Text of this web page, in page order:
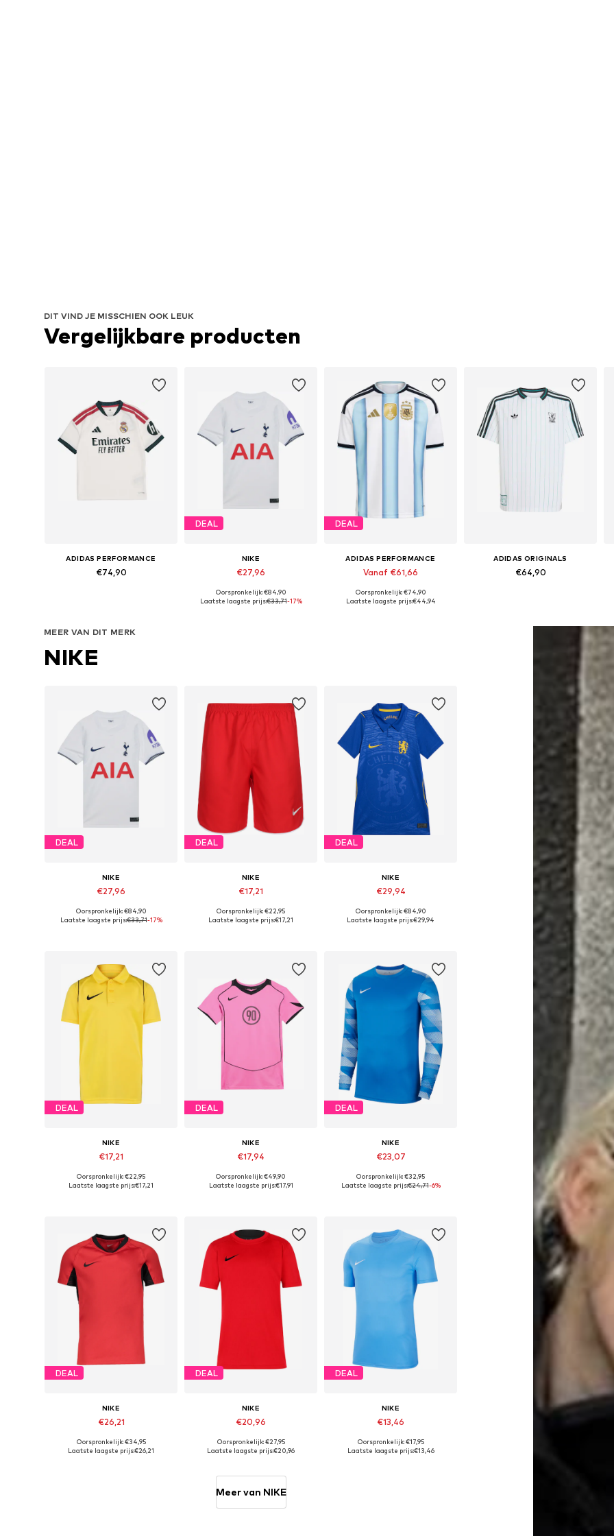
DIT VIND JE MISSCHIEN OOK LEUK
Vergelijkbare producten
ADIDAS PERFORMANCE
€74,90
DEAL
NIKE
€27,96
Beschikbaar in vele maten
Oorspronkelijk: €84,90
Laatste laagste prijs:€33,71-17%
DEAL
ADIDAS PERFORMANCE
Vanaf €61,66
Oorspronkelijk: €74,90
Laatste laagste prijs:€44,94
ADIDAS ORIGINALS
€64,90
MEER VAN DIT MERK
NIKE
DEAL
NIKE
€27,96
Beschikbaar in vele maten
Oorspronkelijk: €84,90
Laatste laagste prijs:€33,71-17%
DEAL
NIKE
€17,21
Oorspronkelijk: €22,95
Laatste laagste prijs:€17,21
DEAL
NIKE
€29,94
Beschikbaar in vele maten
Oorspronkelijk: €84,90
Laatste laagste prijs:€29,94
DEAL
NIKE
€17,21
Beschikbaar in vele maten
Oorspronkelijk: €22,95
Laatste laagste prijs:€17,21
DEAL
NIKE
€17,94
Oorspronkelijk: €49,90
Laatste laagste prijs:€17,91
DEAL
NIKE
€23,07
Oorspronkelijk: €32,95
Laatste laagste prijs:€24,71-6%
DEAL
NIKE
€26,21
Beschikbaar in vele maten
Oorspronkelijk: €34,95
Laatste laagste prijs:€26,21
DEAL
NIKE
€20,96
Beschikbaar in vele maten
Oorspronkelijk: €27,95
Laatste laagste prijs:€20,96
DEAL
NIKE
€13,46
Oorspronkelijk: €17,95
Laatste laagste prijs:€13,46
Meer van NIKE